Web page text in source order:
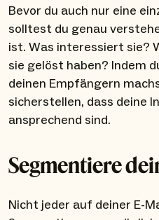
Bevor du auch nur eine
solltest du genau
ist. Was interessiert sie?
sie gelöst haben? Indem
deinen Empfängern
sicherstellen, dass deine
ansprechend sind.
Segmentiere
Nicht jeder auf deiner E-